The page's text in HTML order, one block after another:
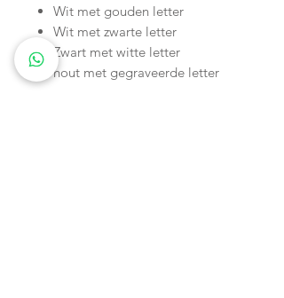
Wit met gouden letter
Wit met zwarte letter
Zwart met witte letter
hout met gegraveerde letter